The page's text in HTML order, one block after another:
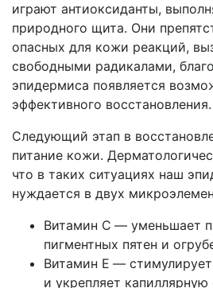
играют антиоксиданты,
природного щита. Они
опасных для кожи реакций,
свободными радикалами,
эпидермиса появляется
эффективного восстановления.
Следующий этап в
питание кожи.
что в таких ситуациях наш
нуждается в двух
Витамин С — уменьшает
пигментных пятен и
Витамин Е — стимулирует
и укрепляет капиллярную